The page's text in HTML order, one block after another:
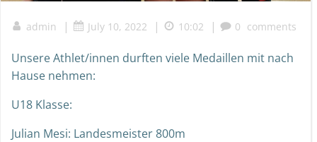
admin | July 10, 2022 | 10:02 | 0 comments
Unsere Athlet/innen durften viele Medaillen mit nach
Hause nehmen:
U18 Klasse:
Julian Mesi: Landesmeister 800m